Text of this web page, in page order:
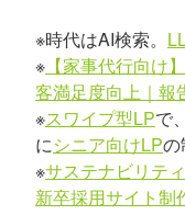
※時代はAI検索。
※ 【家事代行向け
客満足度向上｜報
※スワイプ型LPで
にシニア向けLPの
※サステナビリテ
新卒採用サイト制